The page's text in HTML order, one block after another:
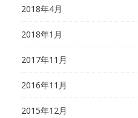
2018年4月
2018年1月
2017年11月
2016年11月
2015年12月